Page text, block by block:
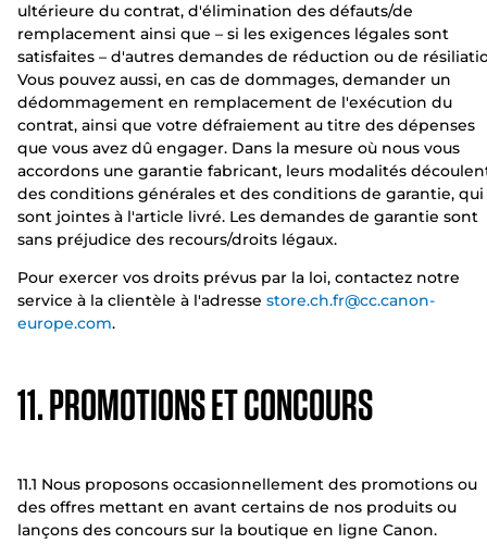
ultérieure du contrat, d'élimination des défauts/de
remplacement ainsi que – si les exigences légales sont
satisfaites – d'autres demandes de réduction ou de
Vous pouvez aussi, en cas de dommages, demander un
dédommagement en remplacement de l'exécution du
contrat, ainsi que votre défraiement au titre des dépenses
que vous avez dû engager. Dans la mesure où nous vous
accordons une garantie fabricant, leurs modalités
des conditions générales et des conditions de garantie, qui
sont jointes à l'article livré. Les demandes de garantie sont
sans préjudice des recours/droits légaux.
Pour exercer vos droits prévus par la loi, contactez notre
service à la clientèle à l'adresse store.ch.fr@cc.canon-
europe.com.
11. PROMOTIONS ET CONCOURS
11.1 Nous proposons occasionnellement des promotions ou
des offres mettant en avant certains de nos produits ou
lançons des concours sur la boutique en ligne Canon.